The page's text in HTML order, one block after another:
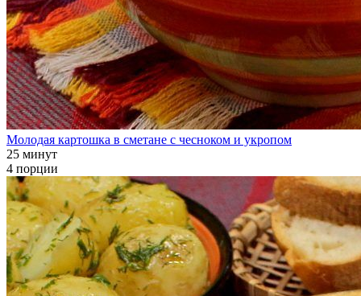
Молодая картошка в сметане с чесноком и укропом
25 минут
4 порции